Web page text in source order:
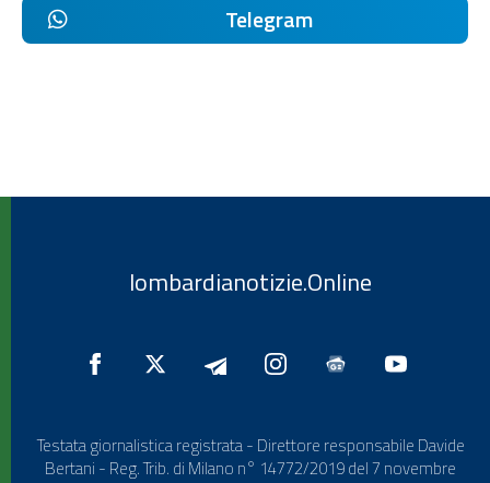
Telegram
lombardianotizie.Online
Testata giornalistica registrata - Direttore responsabile Davide
Bertani - Reg. Trib. di Milano n° 14772/2019 del 7 novembre